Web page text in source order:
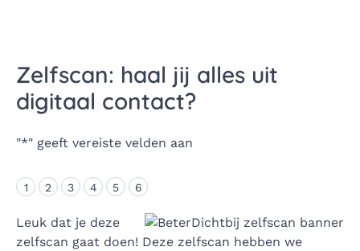
Zelfscan: haal jij alles uit
digitaal contact?
"*" geeft vereiste velden aan
1 2 3 4 5 6
Leuk dat je deze
zelfscan gaat doen! Deze zelfscan hebben we